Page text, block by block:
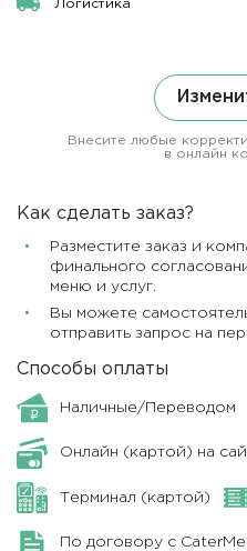
Логистика
Внесите любые
в онлайн
Как сделать заказ?
Разместите заказ и
финального
меню и услуг.
Вы можете
отправить запрос на
Способы оплаты
Наличные/Переводом
Онлайн (картой) на
Терминал (картой)
По договору с CaterMe